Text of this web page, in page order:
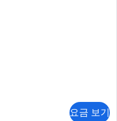
요금 보기